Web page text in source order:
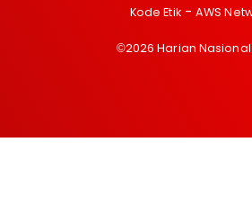
Kode Etik
AWS
©2026 Harian Nasional